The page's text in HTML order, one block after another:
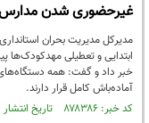
غیرحضوری شدن مدارس
مدیرکل مدیریت بحران
خبر داد و گفت: همه
آماده‌باش کامل قرار دارند.
کد خبر: ۸۷۸۳۸۶ تاریخ انتشار : ۱۴۰۴/۰۹/۲۲